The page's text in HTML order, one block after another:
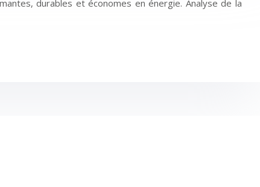
durables et économes en énergie. Analyse de la